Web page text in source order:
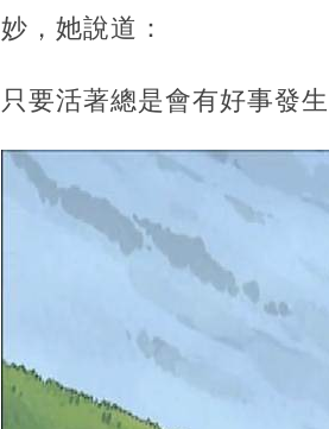
妙，她說道：
只要活著總是會有好事發生